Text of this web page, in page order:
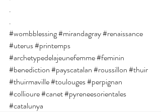
.
.
#wombblessing#mirandagray#renaissance
#uterus#printemps
#archetypedelajeunefemme#feminin
#benediction#payscatalan#roussillon#thuir
#thuirmaville#toulouges#perpignan
#collioure#canet#pyreneesorientales
#catalunya